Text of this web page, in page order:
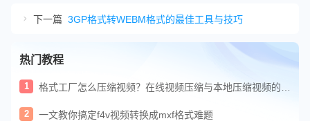
下一篇 3GP格式转WEBM格式的最佳工具与技巧
热门教程
1
格式工厂怎么压缩视频？在线视频压缩与本地压缩视频的方
2 一文教你搞定f4v视频转换成mxf格式难题